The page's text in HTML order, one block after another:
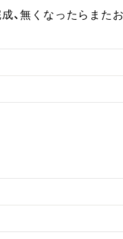
、無くなったらまたお